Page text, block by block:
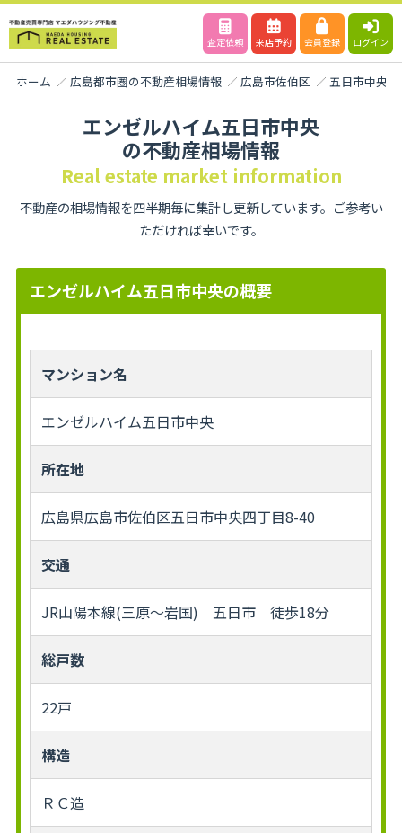
査定依頼 来店予約 会員登録 ログイン
ホーム 広島都市圏の不動産相場情報 広島市佐伯区 五日市中央
エンゼルハイム五日市中央
の不動産相場情報
Real estate market information
不動産の相場情報を四半期毎に集計し更新しています。ご参考い
ただければ幸いです。
エンゼルハイム五日市中央の概要
マンション名
エンゼルハイム五日市中央
所在地
広島県広島市佐伯区五日市中央四丁目8-40
交通
JR山陽本線(三原～岩国) 五日市 徒歩18分
総戸数
22戸
構造
ＲＣ造